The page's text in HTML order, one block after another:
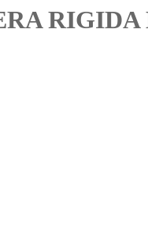
RIGIDA